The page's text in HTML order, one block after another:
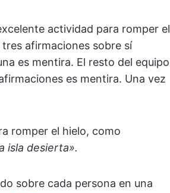
actividad para romper el
afirmaciones sobre sí
es mentira. El resto del equipo
es mentira. Una vez
romper el hielo, como
isla desierta».
sobre cada persona en una